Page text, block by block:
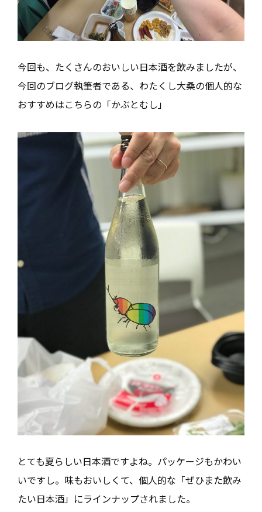
今回も、たくさんのおいしい日本酒を飲みましたが、
今回のブログ執筆者である、わたくし大桑の個人的な
おすすめはこちらの「かぶとむし」
とても夏らしい日本酒ですよね。パッケージもかわい
いですし。味もおいしくて、個人的な「ぜひまた飲み
たい日本酒」にラインナップされました。